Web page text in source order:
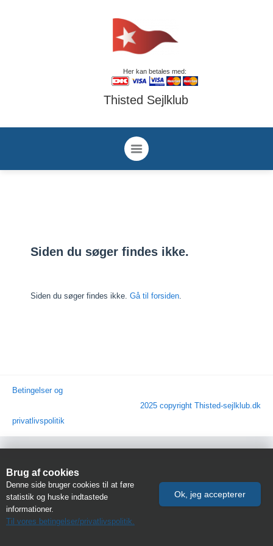
Her kan betales med:
Thisted Sejlklub
Siden du søger findes ikke.
Siden du søger findes ikke. Gå til forsiden.
Betingelser og
privatlivspolitik
2025 copyright Thisted-sejlklub.dk
Brug af cookies
Denne side bruger cookies til at føre
statistik og huske indtastede
informationer.
Til vores betingelser/privatlivspolitik.